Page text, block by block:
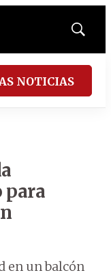
Mostrar
NOTICIAS
para
en un balcón